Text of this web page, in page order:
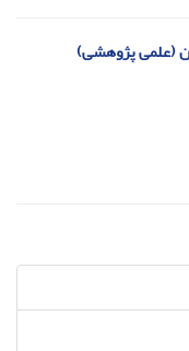
(علمی پژوهشی)